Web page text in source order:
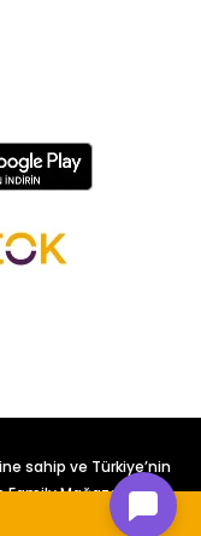
sahip ve Türkiye’nin
Mağazacılık